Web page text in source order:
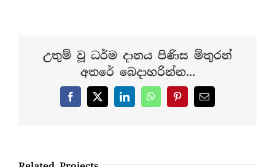
උතුම් වූ ධර්ම දානය පිණිස මිතුරන්
අතරේ බෙදාහරින්න...
Facebook
X LinkedInWhatsAppPinterestEmail